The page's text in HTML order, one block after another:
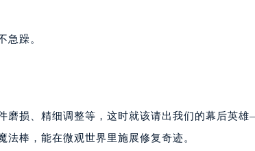
急躁。
磨损、精细调整等，这时就该请出我们的幕后英
棒，能在微观世界里施展修复奇迹。